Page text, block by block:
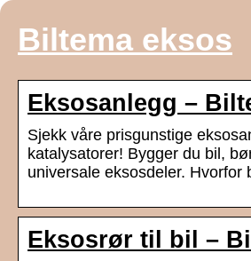
Biltema eksos
Eksosanlegg –
Sjekk våre prisgunstige
katalysatorer! Bygger du bil,
universale eksosdeler. Hvorfor
Eksosrør til bil –